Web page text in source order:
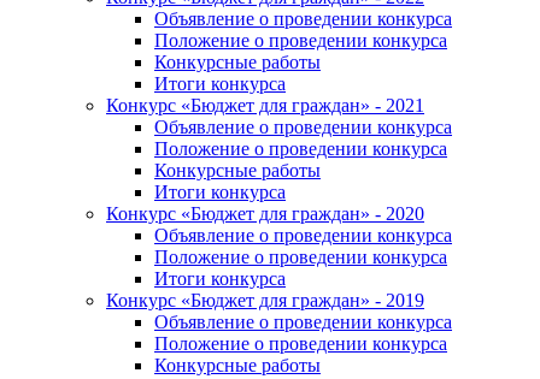
Объявление о проведении конкурса
Положение о проведении конкурса
Конкурсные работы
Итоги конкурса
Конкурс «Бюджет для граждан» - 2021
Объявление о проведении конкурса
Положение о проведении конкурса
Конкурсные работы
Итоги конкурса
Конкурс «Бюджет для граждан» - 2020
Объявление о проведении конкурса
Положение о проведении конкурса
Итоги конкурса
Конкурс «Бюджет для граждан» - 2019
Объявление о проведении конкурса
Положение о проведении конкурса
Конкурсные работы